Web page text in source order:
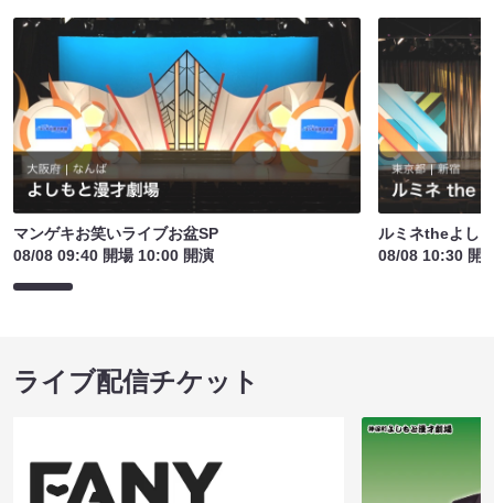
マンゲキお笑いライブお盆SP
08/08 09:40 開場 10:00 開演
ルミネtheよし
08/08 10:30 開
ライブ配信チケット